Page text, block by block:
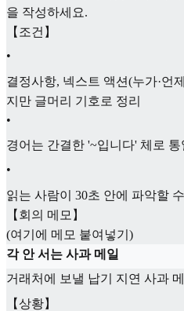
을 작성하세요.
【조건】
•
결정사항, 넥스트 액션(누가·언
지만 글머리 기호로 정리
•
경어는 간결한 '~입니다' 체로 통
•
읽는 사람이 30초 안에 파악할
【회의 메모】
(여기에 메모 붙여넣기)
각 안 서는 사과 메일
거래처에 보낼 납기 지연 사과
【상황】